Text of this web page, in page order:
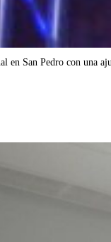
en San Pedro con una